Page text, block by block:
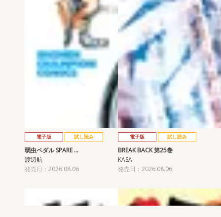
電子版 試し読み
弱虫ペダル SPARE …
渡辺航
発売日：2026.08.06
電子版 試し読み
BREAK BACK 第25巻
KASA
発売日：2026.08.06